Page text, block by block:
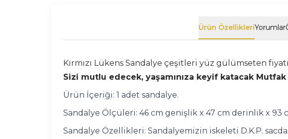
Ürün ÖzellikleriYorumlar
Kırmızı Lükens Sandalye çeşitleri yüz gülümseten
Sizi mutlu edecek, yaşamınıza keyif katacak
Ürün İçeriği: 1 adet sandalye.
Sandalye Ölçüleri: 46 cm genişlik x 47 cm derinlik x
Sandalye Özellikleri: Sandalyemizin iskeleti D.K.P.